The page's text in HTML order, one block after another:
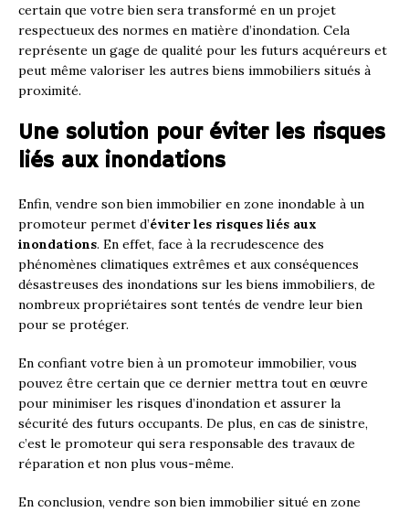
certain que votre bien sera transformé en un projet
respectueux des normes en matière d’inondation. Cela
représente un gage de qualité pour les futurs acquéreurs et
peut même valoriser les autres biens immobiliers situés à
proximité.
Une solution pour éviter les risques
liés aux inondations
Enfin, vendre son bien immobilier en zone inondable à un
promoteur permet d’éviter les risques liés aux
inondations. En effet, face à la recrudescence des
phénomènes climatiques extrêmes et aux conséquences
désastreuses des inondations sur les biens immobiliers, de
nombreux propriétaires sont tentés de vendre leur bien
pour se protéger.
En confiant votre bien à un promoteur immobilier, vous
pouvez être certain que ce dernier mettra tout en œuvre
pour minimiser les risques d’inondation et assurer la
sécurité des futurs occupants. De plus, en cas de sinistre,
c’est le promoteur qui sera responsable des travaux de
réparation et non plus vous-même.
En conclusion, vendre son bien immobilier situé en zone